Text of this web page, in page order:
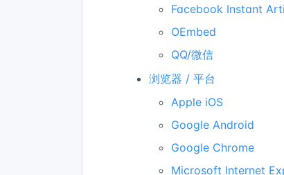
Facebook Instant
OEmbed
QQ/微信
浏览器 / 平台
Apple iOS
Google Android
Google Chrome
Microsoft Internet